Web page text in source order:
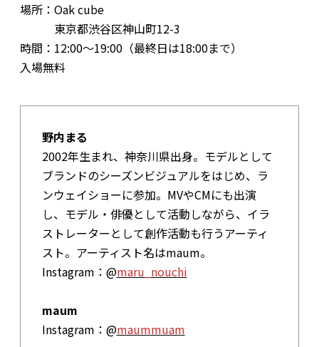
場所：Oak cube
東京都渋谷区神山町12-3
時間：12:00～19:00（最終日は18:00まで）
入場無料
野内まる
2002年生まれ、神奈川県出身。モデルとして
ブランドのシーズンビジュアルをはじめ、ラ
ンウェイショーに参加。MVやCMにも出演
し、モデル・俳優として活動しながら、イラ
ストレーターとして創作活動も行うアーティ
スト。アーティスト名はmaum。
Instagram：@maru_nouchi
maum
Instagram：@maummuam